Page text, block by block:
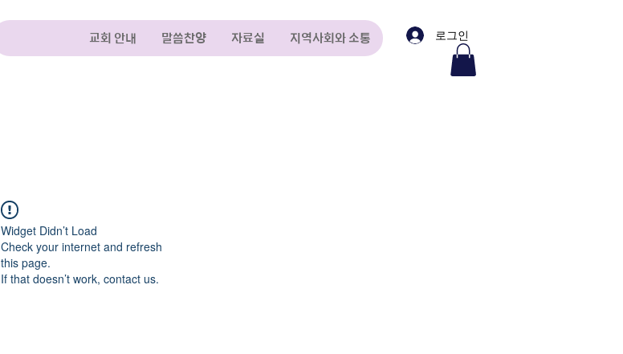
로그인
교회 안내 말씀찬양 자료실 지역사회와 소통
Widget Didn’t Load
Check your internet and refresh
this page.
If that doesn’t work, contact us.